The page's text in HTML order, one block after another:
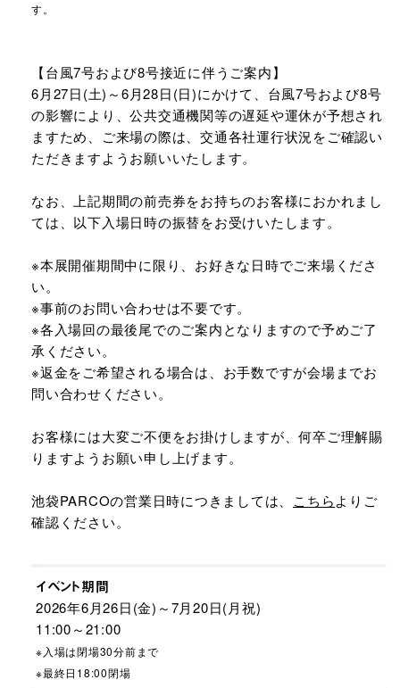
す。
【台風7号および8号接近に伴うご案内】
6月27日(土)～6月28日(日)にかけて、台風7号および8号
の影響により、公共交通機関等の遅延や運休が予想され
ますため、ご来場の際は、交通各社運行状況をご確認い
ただきますようお願いいたします。
なお、上記期間の前売券をお持ちのお客様におかれまし
ては、以下入場日時の振替をお受けいたします。
※本展開催期間中に限り、お好きな日時でご来場くださ
い。
※事前のお問い合わせは不要です。
※各入場回の最後尾でのご案内となりますので予めご了
承ください。
※返金をご希望される場合は、お手数ですが会場までお
問い合わせください。
お客様には大変ご不便をお掛けしますが、何卒ご理解賜
りますようお願い申し上げます。
池袋PARCOの営業日時につきましては、 こちらよりご
確認ください。
イベント期間
2026年6月26日(金)～7月20日(月祝)
11:00～21:00
※入場は閉場30分前まで
※最終日18:00閉場